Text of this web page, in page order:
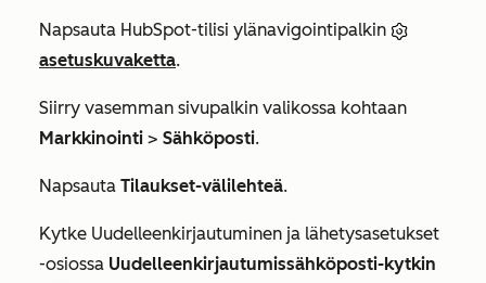
Napsauta HubSpot-tilisi ylänavigointipalkin
asetuskuvaketta.
Siirry vasemman sivupalkin valikossa kohtaan
Markkinointi > Sähköposti.
Napsauta Tilaukset-välilehteä.
Kytke Uudelleenkirjautuminen ja lähetysasetukset
-osiossa Uudelleenkirjautumissähköposti-kytkin